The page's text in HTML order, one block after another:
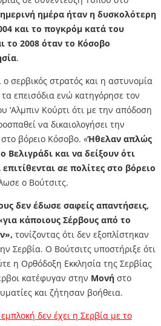
ημέρα ήταν η δυσκολότερη
και το πογκρόμ κατά του
το 2008 όταν το Κόσοβο
.
σερβικός στρατός και η αστυνομία
επεισόδια ενώ κατηγόρησε τον
Κούρτι ότι με την απόδοση
να δικαιολογήσει την
βόρειο Κόσοβο. «Ήθελαν απλώς
Βελιγράδι και να δείξουν ότι
σε πολίτες στο βόρειο
ο Βούτσιτς.
δεν έδωσε σαφείς απαντήσεις,
κάποιους Σέρβους από το
τονίζοντας ότι δεν εξοπλίστηκαν
Σερβία. Ο Βούτσιτς υποστήριξε ότι
η Ορθόδοξη Εκκλησία της Σερβίας
κατέφυγαν στην Μονή στο
και ζήτησαν βοήθεια.
δεν έχει η Σερβία με το